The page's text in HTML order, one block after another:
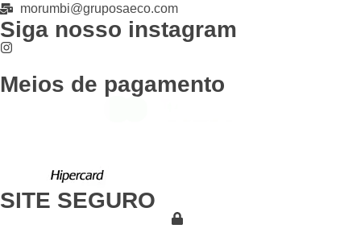
morumbi@gruposaeco.com
Siga nosso instagram
Meios de pagamento
SITE SEGURO